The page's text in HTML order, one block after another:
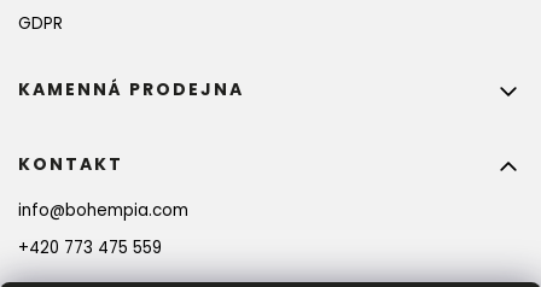
GDPR
KONTAKT
info@bohempia.com
+420 773 475 559
KAMENNÁ PRODEJNA